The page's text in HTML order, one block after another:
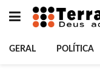
GERAL POLÍTICA